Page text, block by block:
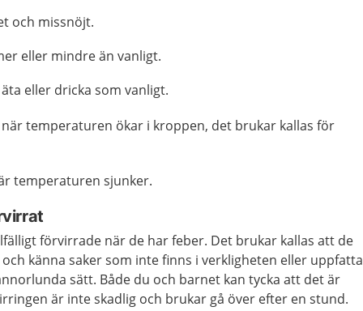
och missnöjt.
eller mindre än vanligt.
eller dricka som vanligt.
temperaturen ökar i kroppen, det brukar kallas för
temperaturen sjunker.
förvirrade när de har feber. Det brukar kallas att de
känna saker som inte finns i verkligheten eller uppfatta
sätt. Både du och barnet kan tycka att det är
är inte skadlig och brukar gå över efter en stund.